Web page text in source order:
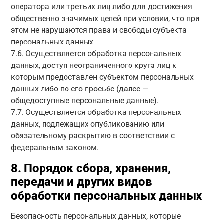
оператора или третьих лиц либо для достижения
общественно значимых целей при условии, что при
этом не нарушаются права и свободы субъекта
персональных данных.
7.6. Осуществляется обработка персональных
данных, доступ неограниченного круга лиц к
которым предоставлен субъектом персональных
данных либо по его просьбе (далее —
общедоступные персональные данные).
7.7. Осуществляется обработка персональных
данных, подлежащих опубликованию или
обязательному раскрытию в соответствии с
федеральным законом.
8. Порядок сбора, хранения,
передачи и других видов
обработки персональных данных
Безопасность персональных данных, которые